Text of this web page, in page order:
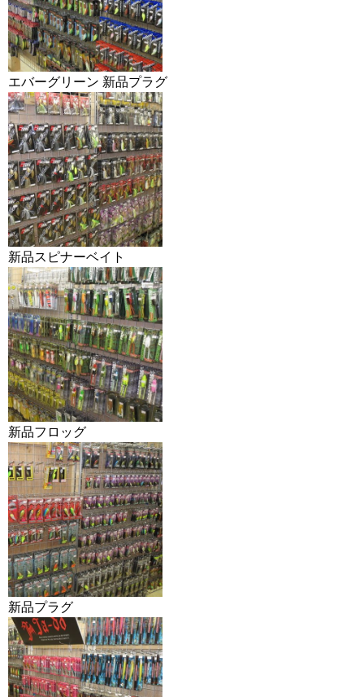
エバーグリーン 新品プラグ
新品スピナーベイト
新品フロッグ
新品プラグ